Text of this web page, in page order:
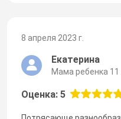
8 апреля 2023 г.
Екатерина
Мама ребенка 11
Оценка: 5